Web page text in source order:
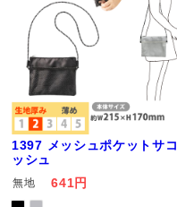
1397 メッシュポケットサコ
ッシュ
無地 641円